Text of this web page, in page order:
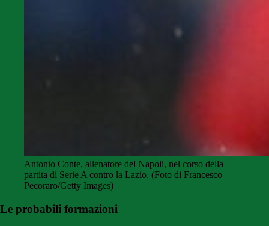
Antonio Conte, allenatore del Napoli, nel corso della
partita di Serie A contro la Lazio. (Foto di Francesco
Pecoraro/Getty Images)
Le probabili formazioni